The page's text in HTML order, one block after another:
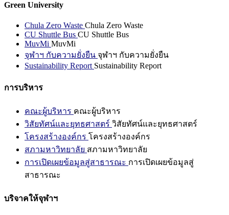
Green University
Chula Zero Waste Chula Zero Waste
CU Shuttle Bus CU Shuttle Bus
MuvMi MuvMi
จุฬาฯ กับความยั่งยืน จุฬาฯ กับความยั่งยืน
Sustainability Report Sustainability Report
การบริหาร
คณะผู้บริหาร คณะผู้บริหาร
วิสัยทัศน์และยุทธศาสตร์ วิสัยทัศน์และยุทธศาสตร์
โครงสร้างองค์กร โครงสร้างองค์กร
สภามหาวิทยาลัย สภามหาวิทยาลัย
การเปิดเผยข้อมูลสู่สาธารณะ การเปิดเผยข้อมูลสู่
สาธารณะ
บริจาคให้จุฬาฯ